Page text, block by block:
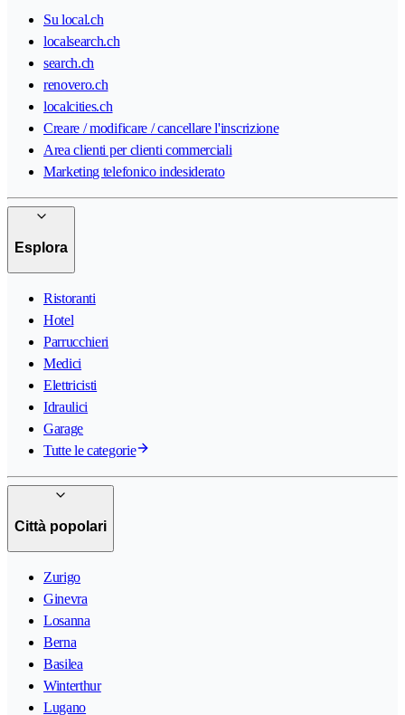
Su local.ch
localsearch.ch
search.ch
renovero.ch
localcities.ch
Creare / modificare / cancellare l'inscrizione
Area clienti per clienti commerciali
Marketing telefonico indesiderato
Esplora
Ristoranti
Hotel
Parrucchieri
Medici
Elettricisti
Idraulici
Garage
Tutte le categorie
Città popolari
Zurigo
Ginevra
Losanna
Berna
Basilea
Winterthur
Lugano